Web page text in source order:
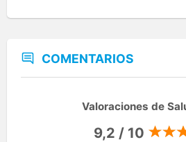
COMENTARIOS
Valoraciones de
9,2 / 10